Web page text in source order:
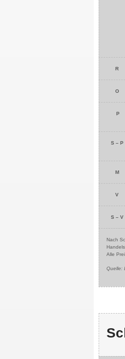
R
O
P
S – P
M
V
S – V
Nach
Alle
Quelle: